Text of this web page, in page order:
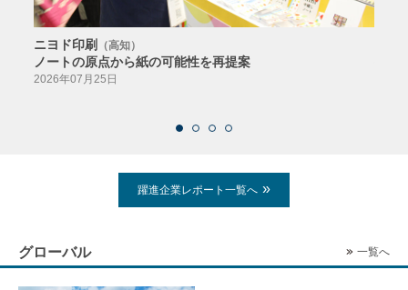
ニヨド印刷 （高知）
ノートの原点から紙の可能性を再提案
2026年07月25日
躍進企業レポート一覧へ
グローバル 一覧へ